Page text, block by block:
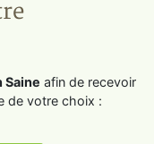
Saine afin de recevoir
de votre choix :